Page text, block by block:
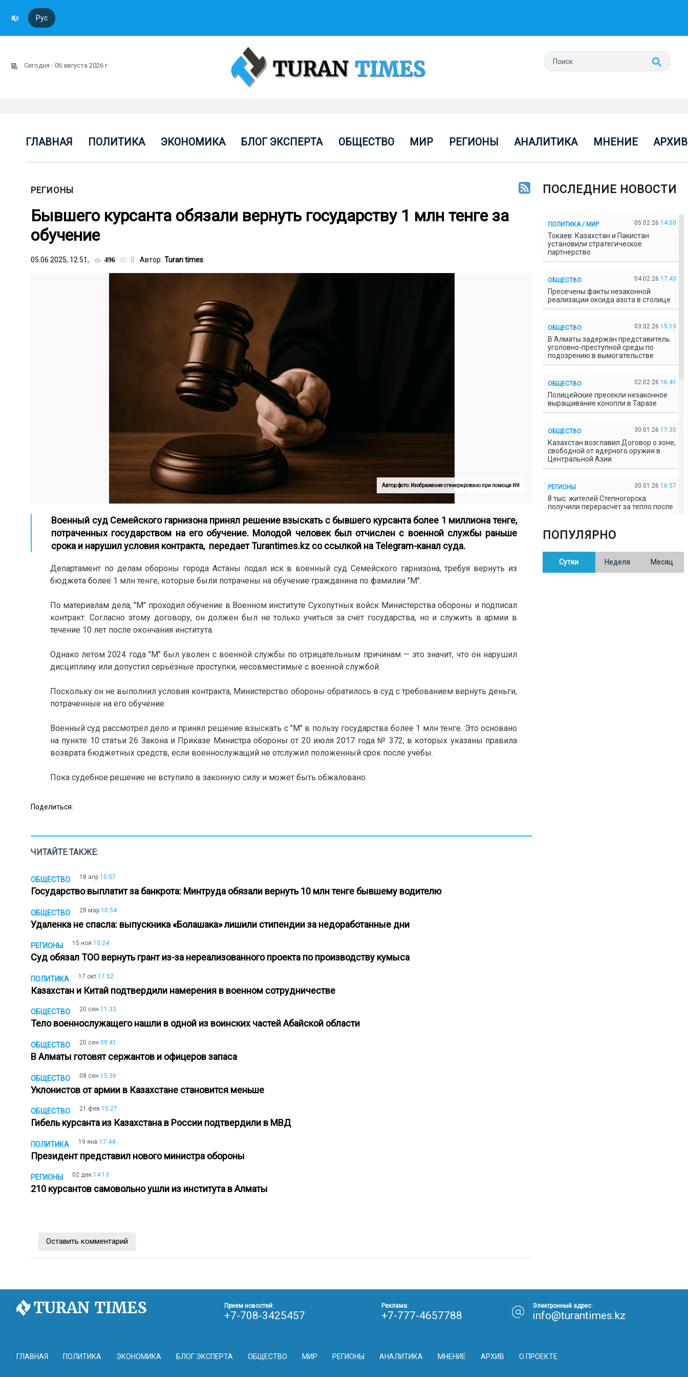
Қаз Рус
Сегодня - 06 августа 2026 г
ГЛАВНАЯ ПОЛИТИКА ЭКОНОМИКА БЛОГ ЭКСПЕРТА ОБЩЕСТВО МИР РЕГИОНЫ АНАЛИТИКА МНЕНИЕ АРХИВ
РЕГИОНЫ
Бывшего курсанта обязали вернуть государству 1 млн тенге за
обучение
05.06.2025, 12:51, 496 0 Автор: Turan times
Автор фото: Изображение сгенерировано при помощи ИИ
Военный суд Семейского гарнизона принял решение взыскать с бывшего курсанта более 1 миллиона тенге,
потраченных государством на его обучение. Молодой человек был отчислен с военной службы раньше
срока и нарушил условия контракта, передает Turantimes.kz со ссылкой на Telegram-канал суда.
Департамент по делам обороны города Астаны подал иск в военный суд Семейского гарнизона, требуя вернуть из
бюджета более 1 млн тенге, которые были потрачены на обучение гражданина по фамилии "М".
По материалам дела, "М" проходил обучение в Военном институте Сухопутных войск Министерства обороны и подписал
контракт. Согласно этому договору, он должен был не только учиться за счёт государства, но и служить в армии в
течение 10 лет после окончания института.
Однако летом 2024 года "М" был уволен с военной службы по отрицательным причинам — это значит, что он нарушил
дисциплину или допустил серьёзные проступки, несовместимые с военной службой.
Поскольку он не выполнил условия контракта, Министерство обороны обратилось в суд с требованием вернуть деньги,
потраченные на его обучение.
Военный суд рассмотрел дело и принял решение взыскать с "М" в пользу государства более 1 млн тенге. Это основано
на пункте 10 статьи 26 Закона и Приказе Министра обороны от 20 июля 2017 года № 372, в которых указаны правила
возврата бюджетных средств, если военнослужащий не отслужил положенный срок после учёбы.
Пока судебное решение не вступило в законную силу и может быть обжаловано.
Поделиться:
ЧИТАЙТЕ ТАКЖЕ:
ОБЩЕСТВО 18 апр 10:57
Государство выплатит за банкрота: Минтруда обязали вернуть 10 млн тенге бывшему водителю
ОБЩЕСТВО 28 мар 10:54
Удаленка не спасла: выпускника «Болашака» лишили стипендии за недоработанные дни
РЕГИОНЫ 15 ноя 10:24
Суд обязал ТОО вернуть грант из-за нереализованного проекта по производству кумыса
ПОЛИТИКА 17 окт 17:52
Казахстан и Китай подтвердили намерения в военном сотрудничестве
ОБЩЕСТВО 20 сен 11:33
Тело военнослужащего нашли в одной из воинских частей Абайской области
ОБЩЕСТВО 20 сен 09:41
В Алматы готовят сержантов и офицеров запаса
ОБЩЕСТВО 08 сен 15:36
Уклонистов от армии в Казахстане становится меньше
ОБЩЕСТВО 21 фев 15:27
Гибель курсанта из Казахстана в России подтвердили в МВД
ПОЛИТИКА 19 янв 17:44
Президент представил нового министра обороны
РЕГИОНЫ 02 дек 14:13
210 курсантов самовольно ушли из института в Алматы
Оставить комментарий
ПОСЛЕДНИЕ НОВОСТИ
ПОЛИТИКА / МИР 05.02.26 14:50
Токаев: Казахстан и Пакистан
установили стратегическое
партнерство
ОБЩЕСТВО 04.02.26 17:43
Пресечены факты незаконной
реализации оксида азота в столице
ОБЩЕСТВО 03.02.26 15:13
В Алматы задержан представитель
уголовно-преступной среды по
подозрению в вымогательстве
ОБЩЕСТВО 02.02.26 16:41
Полицейские пресекли незаконное
выращивание конопли в Таразе
ОБЩЕСТВО 30.01.26 17:30
Казахстан возглавил Договор о зоне,
свободной от ядерного оружия в
Центральной Азии
РЕГИОНЫ 30.01.26 16:57
8 тыс. жителей Степногорска
получили перерасчёт за тепло после
В Казахстане готовят новую
редакцию Конституции: меняется
ПОПУЛЯРНО
Сутки Неделя Месяц
ГЛАВНАЯ ПОЛИТИКА ЭКОНОМИКА БЛОГ ЭКСПЕРТА ОБЩЕСТВО МИР РЕГИОНЫ АНАЛИТИКА МНЕНИЕ АРХИВ О ПРОЕКТЕ
Прием новостей:
+7-708-3425457
Реклама:
+7-777-4657788
Электронный адрес:
info@turantimes.kz